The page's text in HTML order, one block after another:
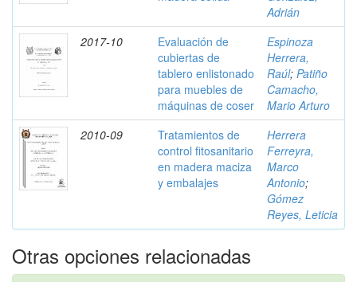
Adrián
2017-10
Evaluación de
cubiertas de
tablero enlistonado
para muebles de
máquinas de coser
Espinoza
Herrera,
Raúl; Patiño
Camacho,
Mario Arturo
2010-09
Tratamientos de
control fitosanitario
en madera maciza
y embalajes
Herrera
Ferreyra,
Marco
Antonio;
Gómez
Reyes, Leticia
Otras opciones relacionadas